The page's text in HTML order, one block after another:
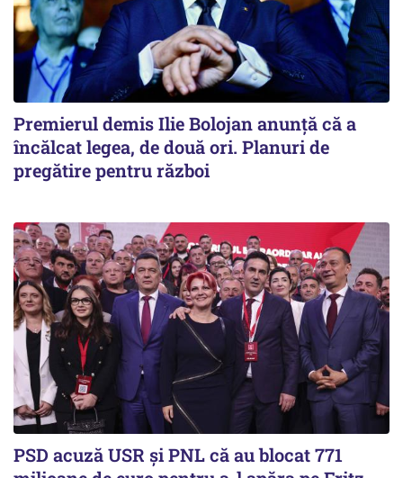
Premierul demis Ilie Bolojan anunță că a
încălcat legea, de două ori. Planuri de
pregătire pentru război
PSD acuză USR și PNL că au blocat 771